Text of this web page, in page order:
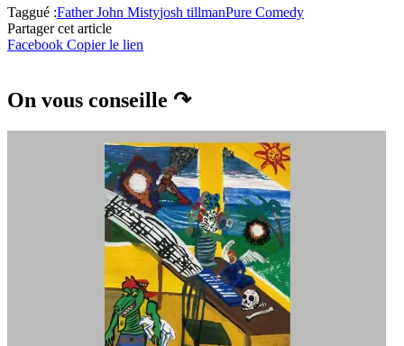
Taggué :Father John Mistyjosh tillmanPure Comedy
Partager cet article
Facebook Copier le lien
On vous conseille ↷